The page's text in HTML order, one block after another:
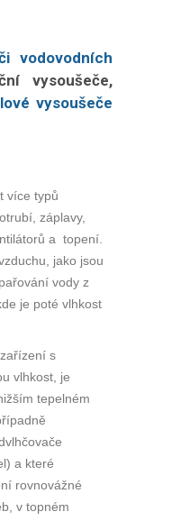
vodovodních
vysoušeče,
vysoušeče
více typů
záplavy,
a topení.
jako jsou
vody z
je poté vlhkost
s
vlhkost, je
tepelném
a které
rovnovážné
v topném